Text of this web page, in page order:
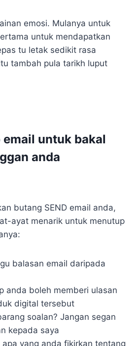
emosi. Mulanya untuk
untuk mendapatkan
tu letak sedikit rasa
tambah pula tarikh luput
untuk bakal
anda
butang SEND email anda,
ayat menarik untuk menutup
balasan email daripada
anda boleh memberi ulasan
digital tersebut
soalan? Jangan segan
kepada saya
apa yang anda fikirkan tentang